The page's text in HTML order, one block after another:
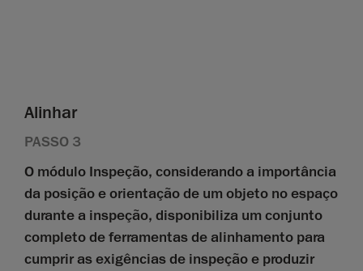
Alinhar
PASSO 3
O módulo Inspeção, considerando a importância
da posição e orientação de um objeto no espaço
durante a inspeção, disponibiliza um conjunto
completo de ferramentas de alinhamento para
cumprir as exigências de inspeção e produzir